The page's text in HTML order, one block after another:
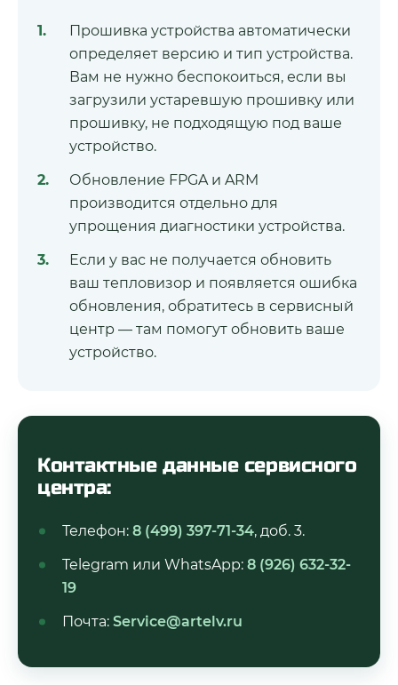
Прошивка устройства автоматически
определяет версию и тип устройства.
Вам не нужно беспокоиться, если вы
загрузили устаревшую прошивку или
прошивку, не подходящую под ваше
устройство.
Обновление FPGA и ARM
производится отдельно для
упрощения диагностики устройства.
Если у вас не получается обновить
ваш тепловизор и появляется ошибка
обновления, обратитесь в сервисный
центр — там помогут обновить ваше
устройство.
Контактные данные сервисного
центра:
Телефон: 8 (499) 397-71-34, доб. 3.
Telegram или WhatsApp: 8 (926) 632-32-
19
Почта: Service@artelv.ru